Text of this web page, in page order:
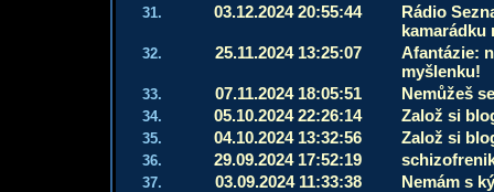
31. 03.12.2024 20:55:44
Rádio
kamarádku
32. 25.11.2024 13:25:07
Afantázie:
myšlenku!
33. 07.11.2024 18:05:51 Nemůžeš
34. 05.10.2024 22:26:14 Založ si
35. 04.10.2024 13:32:56 Založ si
36. 29.09.2024 17:52:19
37. 03.09.2024 11:33:38 Nemám s